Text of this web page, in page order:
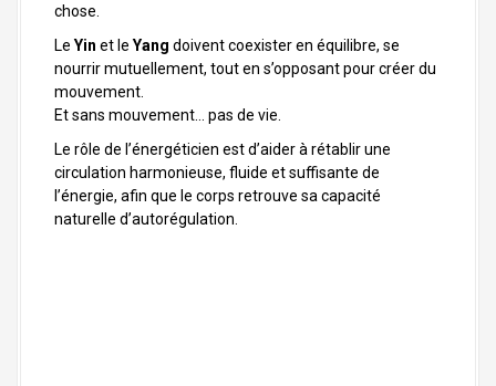
chose.
Le Yin et le Yang doivent coexister en équilibre, se
nourrir mutuellement, tout en s’opposant pour créer du
mouvement.
Et sans mouvement… pas de vie.
Le rôle de l’énergéticien est d’aider à rétablir une
circulation harmonieuse, fluide et suffisante de
l’énergie, afin que le corps retrouve sa capacité
naturelle d’autorégulation.